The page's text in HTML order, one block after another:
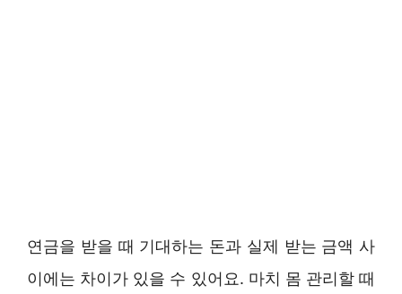
연금을 받을 때 기대하는 돈과 실제 받는 금액 사
이에는 차이가 있을 수 있어요. 마치 몸 관리할 때